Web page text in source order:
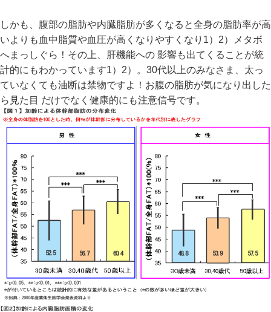
しかも、腹部の脂肪や内臓脂肪が多くなると全身の脂肪率が高
いよりも血中脂質や血圧が高くなりやすくなり1）2）メタボ
へまっしぐら！その上、肝機能への 影響も出てくることが統
計的にもわかっています1）2）。30代以上のみなさま、太っ
ていなくても油断は禁物ですよ！お腹の脂肪が気になり出した
ら見た目 だけでなく健康的にも注意信号です。